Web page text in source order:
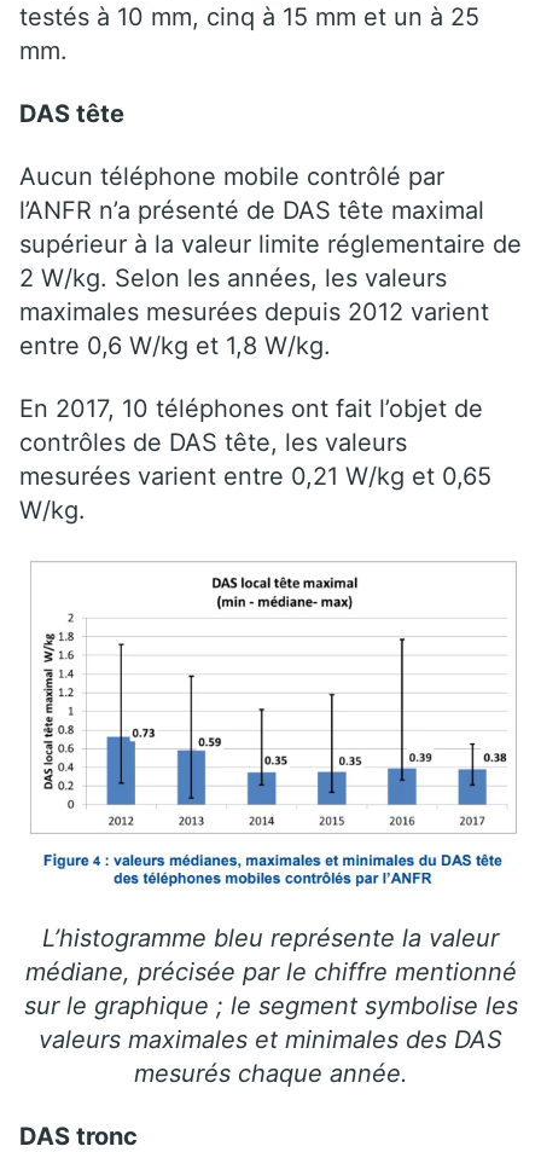
testés à 10 mm, cinq à 15 mm et un à 25
mm.
DAS tête
Aucun téléphone mobile contrôlé par
l’ANFR n’a présenté de DAS tête maximal
supérieur à la valeur limite réglementaire de
2 W/kg. Selon les années, les valeurs
maximales mesurées depuis 2012 varient
entre 0,6 W/kg et 1,8 W/kg.
En 2017, 10 téléphones ont fait l’objet de
contrôles de DAS tête, les valeurs
mesurées varient entre 0,21 W/kg et 0,65
W/kg.
L’histogramme bleu représente la valeur
médiane, précisée par le chiffre mentionné
sur le graphique ; le segment symbolise les
valeurs maximales et minimales des DAS
mesurés chaque année.
DAS tronc